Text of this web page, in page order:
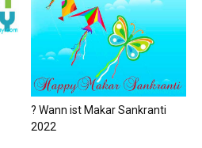
? Wann ist Makar Sankranti
2022